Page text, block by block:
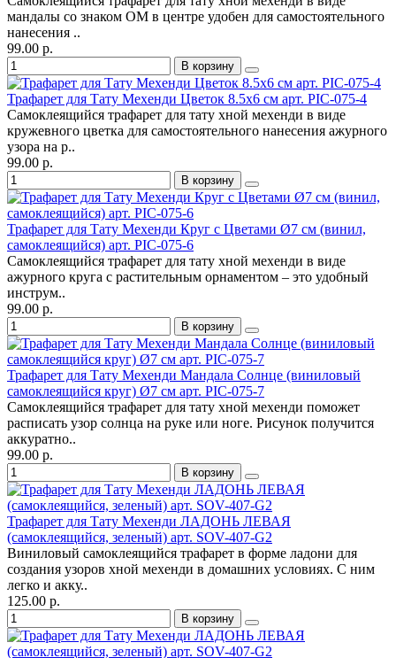
мандалы со знаком ОМ в центре удобен для самостоятельного
нанесения ..
99.00 р.
В корзину
Трафарет для Тату Мехенди Цветок 8.5х6 см арт. PIC-075-4
Самоклеящийся трафарет для тату хной мехенди в виде
кружевного цветка для самостоятельного нанесения ажурного
узора на р..
99.00 р.
В корзину
Трафарет для Тату Мехенди Круг с Цветами Ø7 см (винил,
самоклеящийся) арт. PIC-075-6
Самоклеящийся трафарет для тату хной мехенди в виде
ажурного круга с растительным орнаментом – это удобный
инструм..
99.00 р.
В корзину
Трафарет для Тату Мехенди Мандала Солнце (виниловый
самоклеящийся круг) Ø7 см арт. PIC-075-7
Самоклеящийся трафарет для тату хной мехенди поможет
расписать узор солнца на руке или ноге. Рисунок получится
аккуратно..
99.00 р.
В корзину
Трафарет для Тату Мехенди ЛАДОНЬ ЛЕВАЯ
(самоклеящийся, зеленый) арт. SOV-407-G2
Виниловый самоклеящийся трафарет в форме ладони для
создания узоров хной мехенди в домашних условиях. С ним
легко и акку..
125.00 р.
В корзину